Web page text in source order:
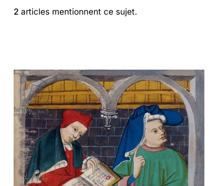
2 articles mentionnent ce sujet.